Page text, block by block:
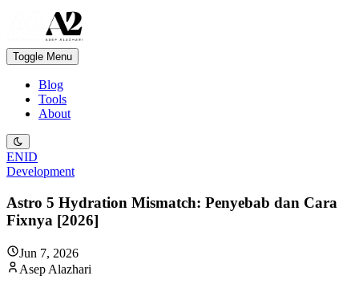
Toggle Menu
Blog
Tools
About
ENID
Development
Astro 5 Hydration Mismatch: Penyebab dan Cara
Fixnya [2026]
Jun 7, 2026
Asep Alazhari